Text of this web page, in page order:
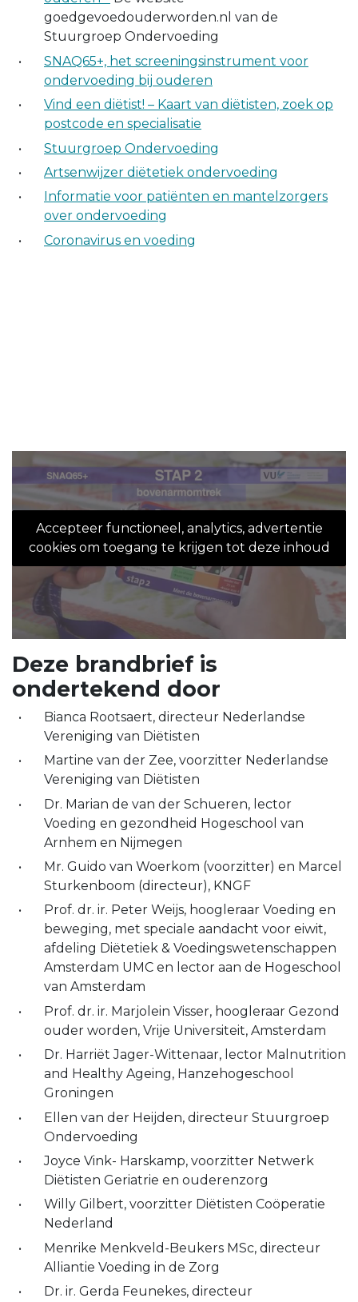
goedgevoedouderworden.nl van de
Stuurgroep Ondervoeding
SNAQ65+, het screeningsinstrument voor
ondervoeding bij ouderen
Vind een diëtist! – Kaart van diëtisten, zoek op
postcode en specialisatie
Stuurgroep Ondervoeding
Artsenwijzer diëtetiek ondervoeding
Informatie voor patiënten en mantelzorgers
over ondervoeding
Coronavirus en voeding
Accepteer functioneel, analytics, advertentie
cookies om toegang te krijgen tot deze inhoud
Deze brandbrief is
ondertekend door
Bianca Rootsaert, directeur Nederlandse
Vereniging van Diëtisten
Martine van der Zee, voorzitter Nederlandse
Vereniging van Diëtisten
Dr. Marian de van der Schueren, lector
Voeding en gezondheid Hogeschool van
Arnhem en Nijmegen
Mr. Guido van Woerkom (voorzitter) en Marcel
Sturkenboom (directeur), KNGF
Prof. dr. ir. Peter Weijs, hoogleraar Voeding en
beweging, met speciale aandacht voor eiwit,
afdeling Diëtetiek & Voedingswetenschappen
Amsterdam UMC en lector aan de Hogeschool
van Amsterdam
Prof. dr. ir. Marjolein Visser, hoogleraar Gezond
ouder worden, Vrije Universiteit, Amsterdam
Dr. Harriët Jager-Wittenaar, lector Malnutrition
and Healthy Ageing, Hanzehogeschool
Groningen
Ellen van der Heijden, directeur Stuurgroep
Ondervoeding
Joyce Vink- Harskamp, voorzitter Netwerk
Diëtisten Geriatrie en ouderenzorg
Willy Gilbert, voorzitter Diëtisten Coöperatie
Nederland
Menrike Menkveld-Beukers MSc, directeur
Alliantie Voeding in de Zorg
Dr. ir. Gerda Feunekes, directeur